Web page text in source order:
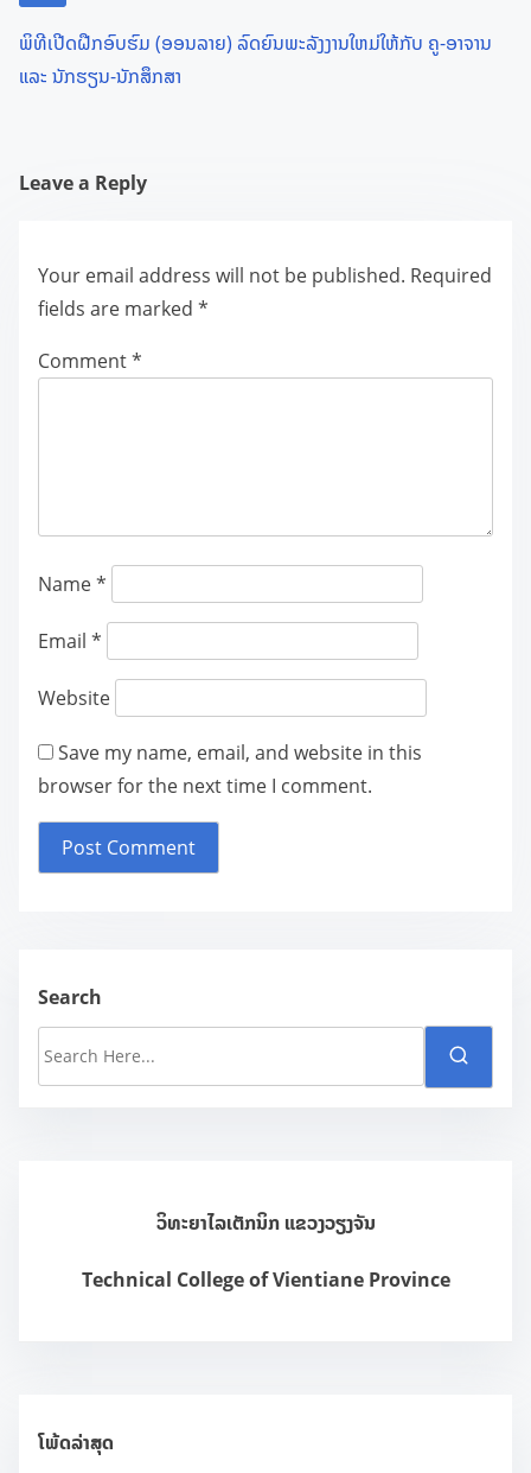
ພິທີເປີດຝືກອົບຮົມ (ອອນລາຍ) ລົດຍົນພະລັງງານໃຫມ່ໃຫ້ກັບ ຄູ-ອາຈານ
ແລະ ນັກຮຽນ-ນັກສຶກສາ
Leave a Reply
Your email address will not be published. Required
fields are marked *
Comment*
Name*
Email *
Website
Save my name, email, and website in this
browser for the next time I comment.
Search
.
ວິທະຍາໄລເຕັກນິກ ແຂວງວຽງຈັນ
Technical College of Vientiane Province
ໂພ້ດລ່າສຸດ